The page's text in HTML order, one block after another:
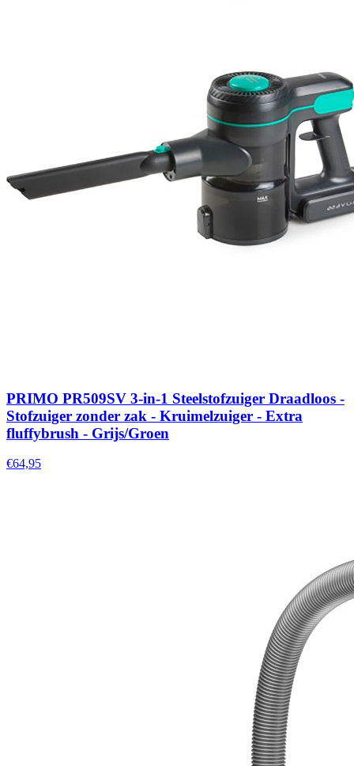
PRIMO PR509SV 3-in-1 Steelstofzuiger Draadloos -
Stofzuiger zonder zak - Kruimelzuiger - Extra
fluffybrush - Grijs/Groen
€64,95